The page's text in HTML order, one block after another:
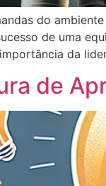
do
de uma
da
de